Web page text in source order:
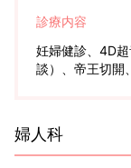
診療内容
妊婦健診、4D
談）、帝王切開
婦人科